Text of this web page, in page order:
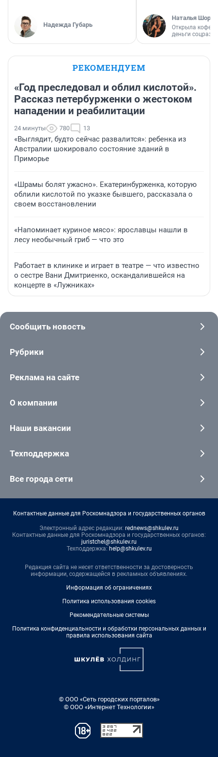
Надежда Губарь
Наталья
Открыла
деньги
РЕКОМЕНДУЕМ
«Год преследовал и облил кислотой».
Рассказ петербурженки о жестоком
нападении и реабилитации
24 минуты 780 13
«Выглядит, будто сейчас развалится»: ребенка из
Австралии шокировало состояние зданий в
Приморье
«Шрамы болят ужасно». Екатеринбурженка, которую
облили кислотой по указке бывшего, рассказала о
своем восстановлении
«Напоминает куриное мясо»: ярославцы нашли в
лесу необычный гриб — что это
Работает в клинике и играет в театре — что известно
о сестре Вани Дмитриенко, оскандалившейся на
концерте в «Лужниках»
Сообщить новость
Рубрики
Реклама на сайте
О компании
Наши вакансии
Техподдержка
Все города сети
Контактные данные для Роскомнадзора и государственных органов
Электронный адрес редакции: rednews@shkulev.ru
Контактные данные для Роскомнадзора и государственных органов:
juristchel@shkulev.ru
Техподдержка: help@shkulev.ru
Редакция сайта не несет ответственности за достоверность
информации, содержащейся в рекламных объявлениях.
Информация об ограничениях
Политика использования cookies
Рекомендательные системы
Политика конфиденциальности и обработки персональных данных и
правила использования сайта
© ООО «Сеть городских порталов»
© ООО «Интернет Технологии»